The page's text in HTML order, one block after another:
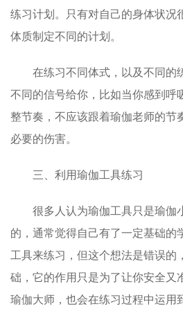
练习计划。只有对自己的身体状况
体质制定不同的计划。
在练习不同体式，以及不同的
不同的信号给你，比如当你感到呼
整节奏，不应该跟着瑜伽老师的节
必要的伤害。
三、利用瑜伽工具练习
很多人认为瑜伽工具只是瑜伽
的，通常觉得自己有了一定基础的
工具来练习，但这个想法是错误的
础，它的作用只是为了让你安全又
瑜伽大师，也会在练习过程中运用